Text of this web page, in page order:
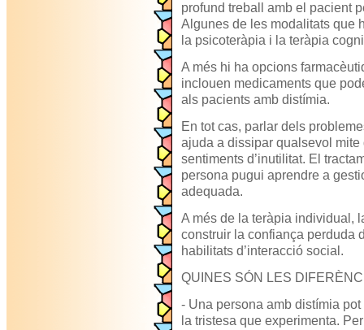
profund treball amb el pacient
Algunes de les modalitats que
la psicoteràpia i la teràpia
A més hi ha opcions
inclouen medicaments que
als pacients amb distímia.
En tot cas, parlar dels
ajuda a dissipar qualsevol
sentiments d’inutilitat. El
persona pugui aprendre a
adequada.
A més de la teràpia individual,
construir la confiança perduda
habilitats d’interacció social.
QUINES SÓN LES
- Una persona amb distímia
la tristesa que experimenta.